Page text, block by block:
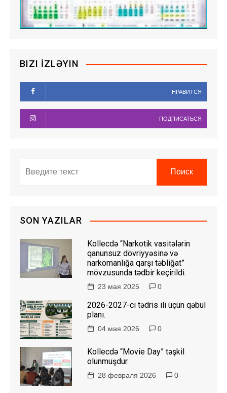
BIZI İZLƏYIN
НРАВИТСЯ
ПОДПИСАТЬСЯ
SON YAZILAR
Kollecdə “Narkotik vasitələrin
qanunsuz dövriyyəsinə və
narkomanlığa qarşı təbliğat”
mövzusunda tədbir keçirildi.
23 мая 2025 0
2026-2027-ci tədris ili üçün qəbul
planı.
04 мая 2026 0
Kollecdə “Movie Day” təşkil
olunmuşdur.
28 февраля 2026 0